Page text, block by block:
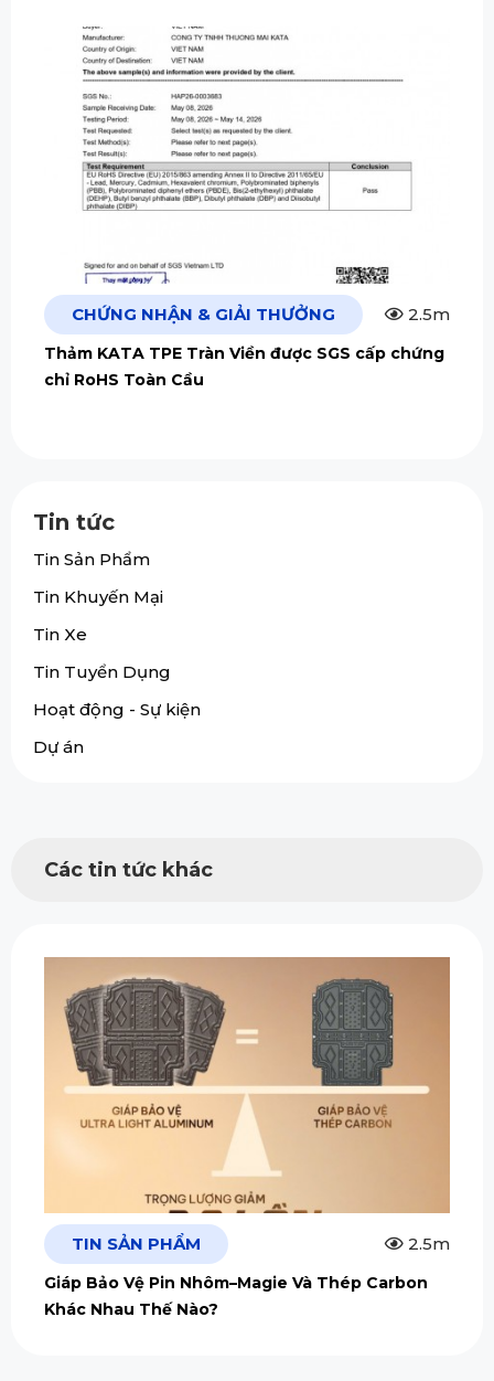
CHỨNG NHẬN & GIẢI THƯỞNG 2.5m
Thảm KATA TPE Tràn Viền được SGS cấp chứng
chỉ RoHS Toàn Cầu
Tin tức
Tin Sản Phẩm
Tin Khuyến Mại
Tin Xe
Tin Tuyển Dụng
Hoạt động - Sự kiện
Dự án
Các tin tức khác
TIN SẢN PHẨM 2.5m
Giáp Bảo Vệ Pin Nhôm–Magie Và Thép Carbon
Khác Nhau Thế Nào?